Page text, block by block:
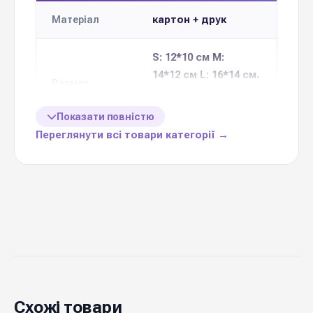
Матеріал картон + друк
S: 12*10 см M:
14*12 см L: 16*14 см.
наборі
дизайну
Показати повністю
Переглянути всі товари категорії →
Схожі товари